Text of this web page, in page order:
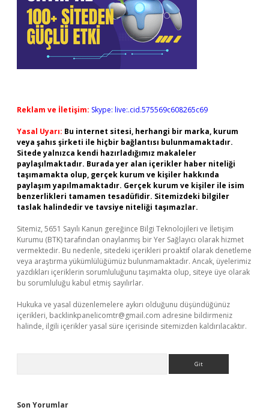
Reklam ve İletişim: Skype: live:.cid.575569c608265c69
Yasal Uyarı: Bu internet sitesi, herhangi bir marka, kurum
veya şahıs şirketi ile hiçbir bağlantısı bulunmamaktadır.
Sitede yalnızca kendi hazırladığımız makaleler
paylaşılmaktadır. Burada yer alan içerikler haber niteliği
taşımamakta olup, gerçek kurum ve kişiler hakkında
paylaşım yapılmamaktadır. Gerçek kurum ve kişiler ile isim
benzerlikleri tamamen tesadüfidir. Sitemizdeki bilgiler
taslak halindedir ve tavsiye niteliği taşımazlar.
Sitemiz, 5651 Sayılı Kanun gereğince Bilgi Teknolojileri ve İletişim
Kurumu (BTK) tarafından onaylanmış bir Yer Sağlayıcı olarak hizmet
vermektedir. Bu nedenle, sitedeki içerikleri proaktif olarak denetleme
veya araştırma yükümlülüğümüz bulunmamaktadır. Ancak, üyelerimiz
yazdıkları içeriklerin sorumluluğunu taşımakta olup, siteye üye olarak
bu sorumluluğu kabul etmiş sayılırlar.
Hukuka ve yasal düzenlemelere aykırı olduğunu düşündüğünüz
içerikleri, backlinkpanelicomtr@gmail.com adresine bildirmeniz
halinde, ilgili içerikler yasal süre içerisinde sitemizden kaldırılacaktır.
Son Yorumlar